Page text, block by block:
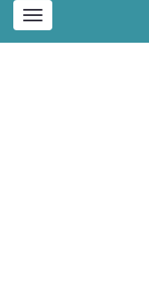
Toggle
navigation